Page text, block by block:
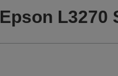
Epson L3270